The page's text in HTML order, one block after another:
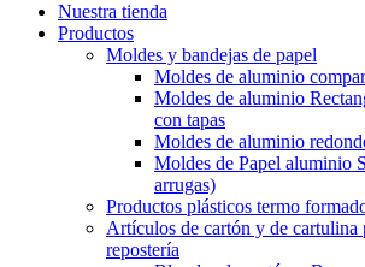
Nuestra tienda
Productos
Moldes y bandejas de papel
Moldes de aluminio
Moldes de aluminio
con tapas
Moldes de aluminio
Moldes de Papel aluminio
arrugas)
Productos plásticos termo
Artículos de cartón y de cartulina
repostería